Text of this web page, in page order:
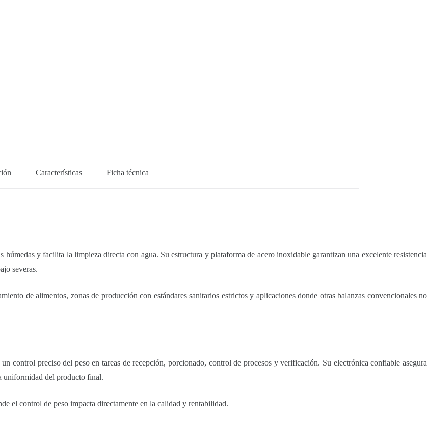
Características Ficha técnica
y facilita la limpieza directa con agua. Su estructura y plataforma de acero inoxidable garantizan una excelente resistencia
severas.
de alimentos, zonas de producción con estándares sanitarios estrictos y aplicaciones donde otras balanzas convencionales no
control preciso del peso en tareas de recepción, porcionado, control de procesos y verificación. Su electrónica confiable asegura
uniformidad del producto final.
el control de peso impacta directamente en la calidad y rentabilidad.